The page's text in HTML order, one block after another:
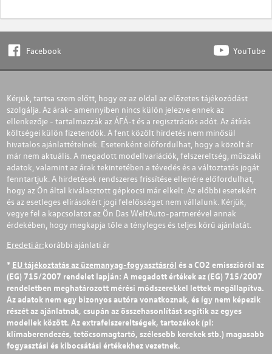
Facebook YouTube
Kérjük, tartsa szem előtt, hogy ez az oldal az előzetes tájékozódást
szolgálja. Az árak- amennyiben nincs külön jelezve ennek az
ellenkezője - tartalmazzák az ÁFÁ-t és a regisztrációs adót. Az átírás
költségei külön fizetendők. A fent közölt hirdetés nem minősül
hivatalos ajánlattételnek. Esetenként előfordulhat, hogy a közölt ár
már nem aktuális. A megadott modellvariációk, felszereltség, műszaki
adatok, valamint az árak tekintetében a tévedés és a változtatás jogát
fenntartjuk. A hirdetések rendszeres frissítése ellenére előfordulhat,
hogy az Ön által kiválasztott gépkocsi már elkelt. Az előbbi esetekért
és az esetleges elírásokért jogi felelősséget nem vállalunk. Kérjük,
vegye fel a kapcsolatot az Ön Das WeltAuto-partnerével annak
érdekében, hogy megkapja tőle a tényleges és teljes körű ajánlatát.
Eredeti ár:korábbi ajánlati ár
* EU tájékoztatás az üzemanyag-fogyasztásról és a CO2 emisszióról az
(EG) 715/2007 rendelet lapján: A megadott értékek az (EG) 715/2007
rendeletben meghatározott mérési módszerekkel lettek megállapítva.
Az adatok nem egy bizonyos autóra vonatkoznak, és így nem képezik
részét az ajánlatnak, csupán az összehasonlítást segítik az egyes
modellek között. Az extrafelszereltségek, tartozékok (pl:
klímaberendezés, tetőcsomagtartó, szélesebb kerekek stb.) magasabb
fogyasztási és kibocsátási értékekhez vezetnek.